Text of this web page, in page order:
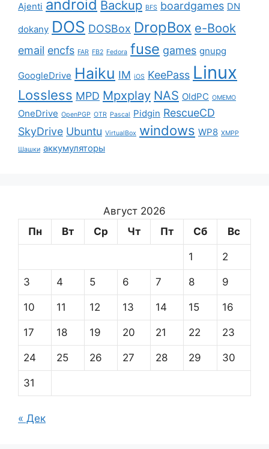
Ajenti android Backup BFS boardgames DN
dokany DOS DOSBox DropBox e-Book
email encfs FAR FB2 Fedora fuse games gnupg
GoogleDrive Haiku IM iOS KeePass Linux
Lossless MPD Mpxplay NAS OldPC OMEMO
OneDrive OpenPGP OTR Pascal Pidgin RescueCD
SkyDrive Ubuntu VirtualBox windows WP8 XMPP
Шашки аккумуляторы
Август 2026
Пн
Вт Ср Чт Пт Сб Вс
1 2
3 4 5 6 7 8 9
10 11 12 13 14 15 16
17 18 19 20 21 22 23
24 25 26 27 28 29 30
31
« Дек